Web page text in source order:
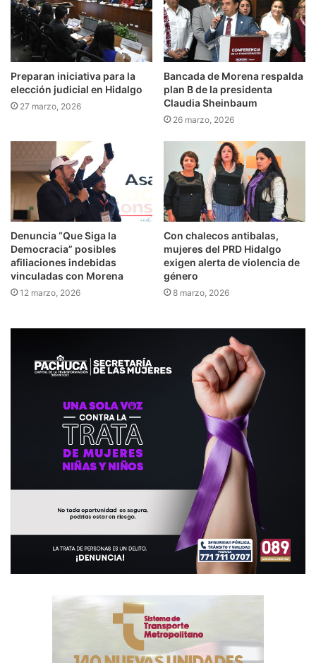
Preparan iniciativa para la
elección judicial en Hidalgo
27 marzo, 2026
Bancada de Morena respalda
plan B de la presidenta
Claudia Sheinbaum
26 marzo, 2026
Denuncia “Que Siga la
Democracia” posibles
afiliaciones indebidas
vinculadas con Morena
12 marzo, 2026
Con chalecos antibalas,
mujeres del PRD Hidalgo
exigen alerta de violencia de
género
8 marzo, 2026